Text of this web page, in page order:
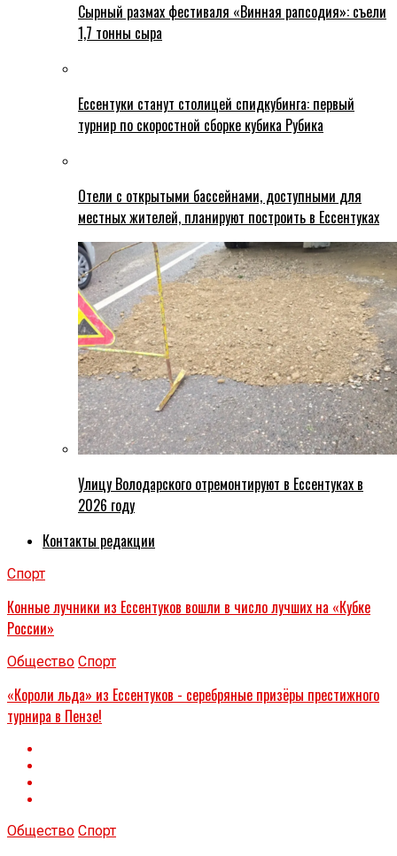
Сырный размах фестиваля «Винная рапсодия»: съели
1,7 тонны сыра
Ессентуки станут столицей спидкубинга: первый
турнир по скоростной сборке кубика Рубика
Отели с открытыми бассейнами, доступными для
местных жителей, планируют построить в Ессентуках
Улицу Володарского отремонтируют в Ессентуках в
2026 году
Контакты редакции
Спорт
Конные лучники из Ессентуков вошли в число лучших на «Кубке
России»
Общество Спорт
«Короли льда» из Ессентуков - серебряные призёры престижного
турнира в Пензе!
Общество Спорт